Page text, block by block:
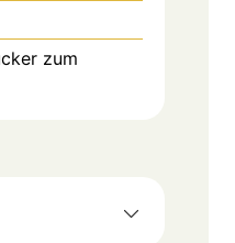
zum